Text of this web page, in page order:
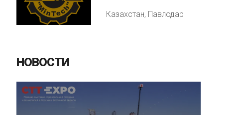
Казахстан, Павлодар
НОВОСТИ